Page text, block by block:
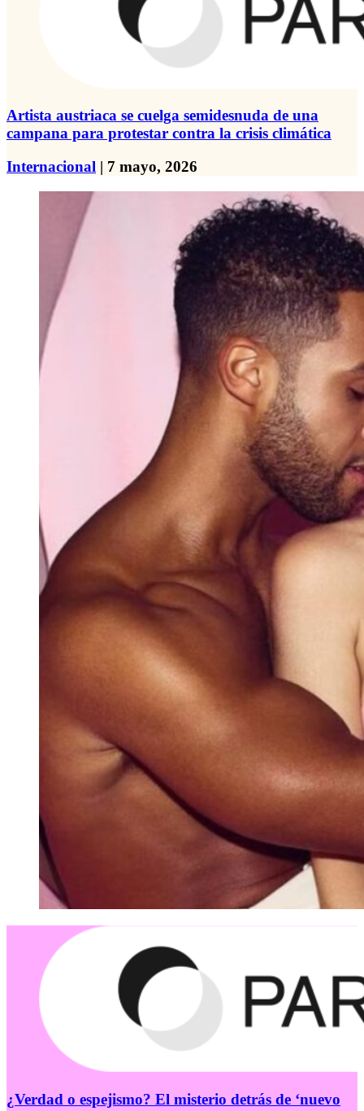
Artista austriaca se cuelga semidesnuda de una
campana para protestar contra la crisis climática
Internacional | 7 mayo, 2026
¿Verdad o espejismo? El misterio detrás de ‘nuevo